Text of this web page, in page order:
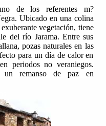
de los referentes m?
Ubicado en una colina
vegetación, tiene
del río Jarama. Entre sus
, pozas naturales en las
para un día de calor en
periodos no veraniegos.
remanso de paz en